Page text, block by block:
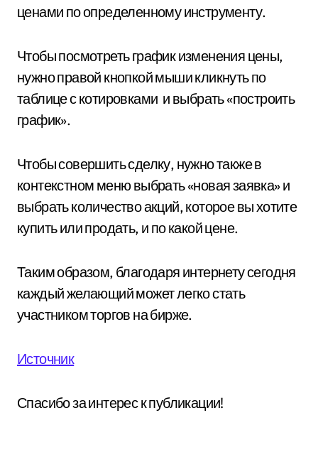
ценами по определенному инструменту.
Чтобы посмотреть график изменения цены,
нужно правой кнопкой мыши кликнуть по
таблице с котировками и выбрать «построить
график».
Чтобы совершить сделку, нужно также в
контекстном меню выбрать «новая заявка» и
выбрать количество акций, которое вы хотите
купить или продать, и по какой цене.
Таким образом, благодаря интернету сегодня
каждый желающий может легко стать
участником торгов на бирже.
Источник
Спасибо за интерес к публикации!